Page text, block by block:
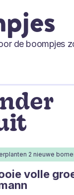
de boompjes
2 nieuwe
volle